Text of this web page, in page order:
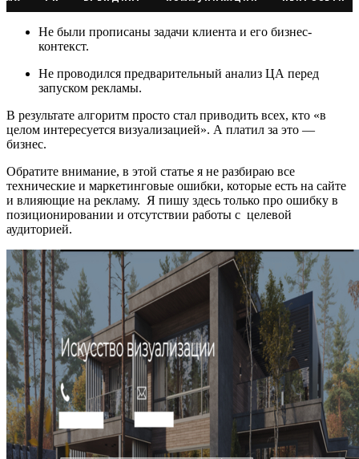
Не были прописаны задачи клиента и его бизнес-
контекст.
Не проводился предварительный анализ ЦА перед
запуском рекламы.
В результате алгоритм просто стал приводить всех, кто «в
целом интересуется визуализацией». А платил за это —
бизнес.
Обратите внимание, в этой статье я не разбираю все
технические и маркетинговые ошибки, которые есть на сайте
и влияющие на рекламу. Я пишу здесь только про ошибку в
позиционировании и отсутствии работы с целевой
аудиторией.